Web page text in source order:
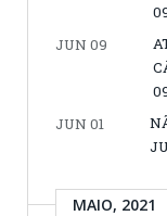
JUN 09
JUN 01
MAIO, 2021